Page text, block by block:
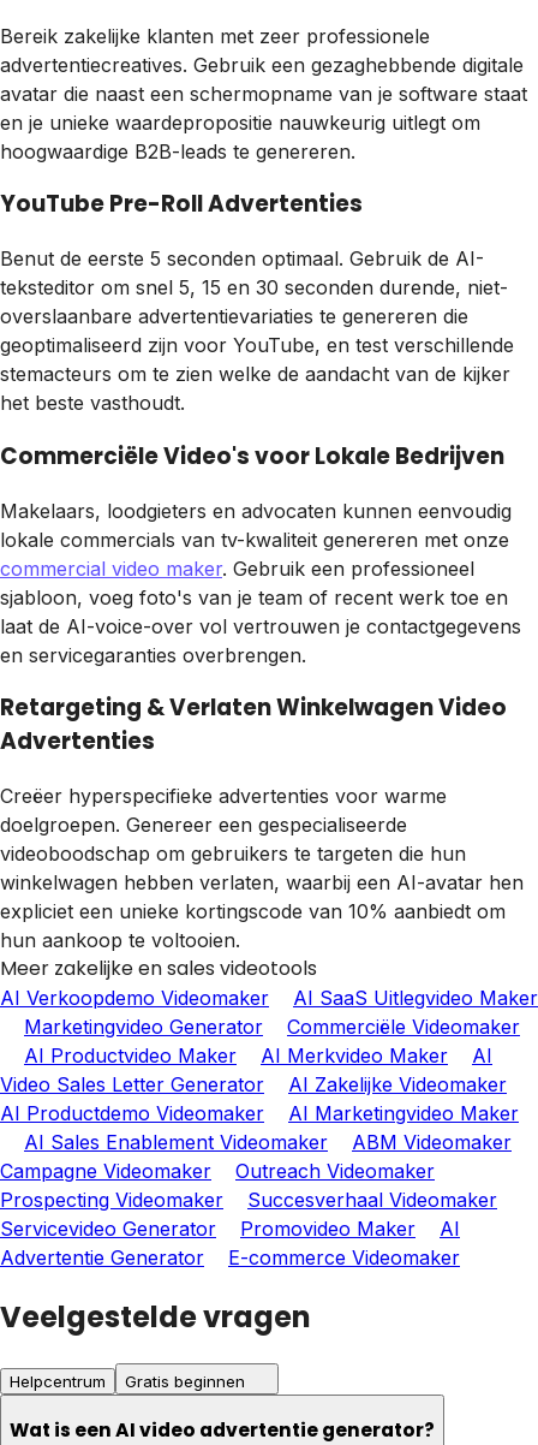
Bereik zakelijke klanten met zeer professionele
advertentiecreatives. Gebruik een gezaghebbende digitale
avatar die naast een schermopname van je software staat
en je unieke waardepropositie nauwkeurig uitlegt om
hoogwaardige B2B-leads te genereren.
YouTube Pre-Roll Advertenties
Benut de eerste 5 seconden optimaal. Gebruik de AI-
teksteditor om snel 5, 15 en 30 seconden durende, niet-
overslaanbare advertentievariaties te genereren die
geoptimaliseerd zijn voor YouTube, en test verschillende
stemacteurs om te zien welke de aandacht van de kijker
het beste vasthoudt.
Commerciële Video's voor Lokale Bedrijven
Makelaars, loodgieters en advocaten kunnen eenvoudig
lokale commercials van tv-kwaliteit genereren met onze
commercial video maker. Gebruik een professioneel
sjabloon, voeg foto's van je team of recent werk toe en
laat de AI-voice-over vol vertrouwen je contactgegevens
en servicegaranties overbrengen.
Retargeting & Verlaten Winkelwagen Video
Advertenties
Creëer hyperspecifieke advertenties voor warme
doelgroepen. Genereer een gespecialiseerde
videoboodschap om gebruikers te targeten die hun
winkelwagen hebben verlaten, waarbij een AI-avatar hen
expliciet een unieke kortingscode van 10% aanbiedt om
hun aankoop te voltooien.
Meer zakelijke en sales videotools
AI Verkoopdemo Videomaker
AI SaaS Uitlegvideo Maker
Marketingvideo Generator
Commerciële Videomaker
AI Productvideo Maker
AI Merkvideo Maker
AI
Video Sales Letter Generator
AI Zakelijke Videomaker
AI Productdemo Videomaker
AI Marketingvideo Maker
AI Sales Enablement Videomaker
ABM Videomaker
Campagne Videomaker
Outreach Videomaker
Prospecting Videomaker
Succesverhaal Videomaker
Servicevideo Generator
Promovideo Maker
AI
Advertentie Generator
E-commerce Videomaker
Veelgestelde vragen
Helpcentrum Gratis beginnen
Wat is een AI video advertentie generator?